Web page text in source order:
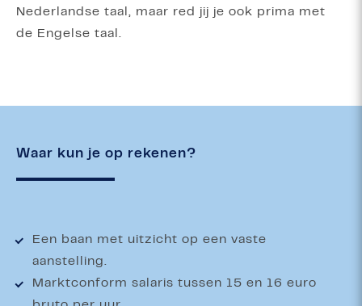
Nederlandse taal, maar red jij je ook prima met
de Engelse taal.
Waar kun je op rekenen?
Een baan met uitzicht op een vaste
aanstelling.
Marktconform salaris tussen 15 en 16 euro